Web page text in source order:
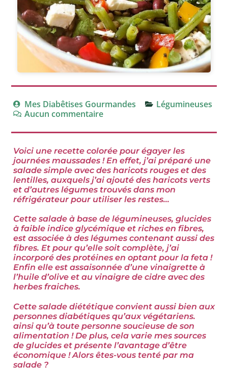
Mes Diabêtises Gourmandes
Légumineuses
Aucun commentaire
Voici une recette colorée pour égayer les
journées maussades ! En effet, j’ai préparé une
salade simple avec des haricots rouges et des
lentilles, auxquels j’ai ajouté des haricots verts
et d’autres légumes trouvés dans mon
réfrigérateur pour utiliser les restes…
Cette salade à base de légumineuses, glucides
à faible indice glycémique et riches en fibres,
est associée à des légumes contenant aussi des
fibres. Et pour qu’elle soit complète, j’ai
incorporé des protéines en optant pour la feta !
Enfin elle est assaisonnée d’une vinaigrette à
l’huile d’olive et au vinaigre de cidre avec des
herbes fraiches.
Cette salade diététique convient aussi bien aux
personnes diabétiques qu’aux végétariens.
ainsi qu’à toute personne soucieuse de son
alimentation ! De plus, cela varie mes sources
de glucides et présente l’avantage d’être
économique ! Alors êtes-vous tenté par ma
salade ?